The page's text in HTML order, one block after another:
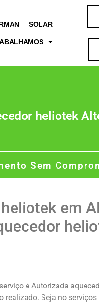
SOLAR
heliotek
Sem
em
é Autorizada
Seja no